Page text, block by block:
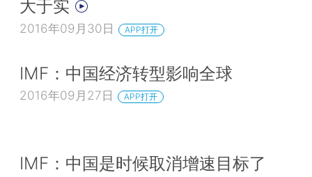
大于实
2016年09月30日 APP打开
IMF：中国经济转型影响全球
2016年09月27日 APP打开
IMF：中国是时候取消增速目标了